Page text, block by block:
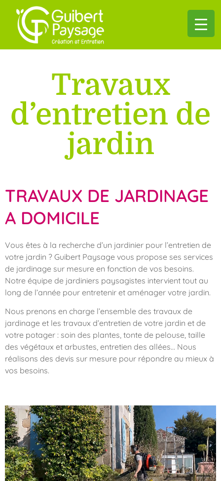
Travaux
d’entretien de
jardin
TRAVAUX DE JARDINAGE
A DOMICILE
Vous êtes à la recherche d’un jardinier pour l’entretien de
votre jardin ? Guibert Paysage vous propose ses services
de jardinage sur mesure en fonction de vos besoins.
Notre équipe de jardiniers paysagistes intervient tout au
long de l’année pour entretenir et aménager votre jardin.
Nous prenons en charge l’ensemble des travaux de
jardinage et les travaux d’entretien de votre jardin et de
votre potager : soin des plantes, tonte de pelouse, taille
des végétaux et arbustes, entretien des allées… Nous
réalisons des devis sur mesure pour répondre au mieux à
vos besoins.